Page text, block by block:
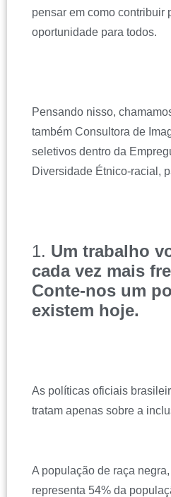
pensar em como contribuir
oportunidade para todos.
Pensando nisso,
também Consultora de
seletivos dentro da
Diversidade Étnico-racial,
1. Um trabalho
cada vez mais
Conte-nos um
existem hoje.
As políticas oficiais
tratam apenas sobre a
A população de raça
representa 54% da